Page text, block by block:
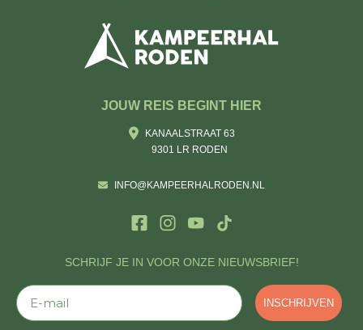
SCHRIJF JE IN VOOR ONZE NIEUWSBRIEF!
E-mail
INSCHRIJVEN
JOUW REIS BEGINT HIER
KANAALSTRAAT 63
9301 LR RODEN
INFO@KAMPEERHALRODEN.NL